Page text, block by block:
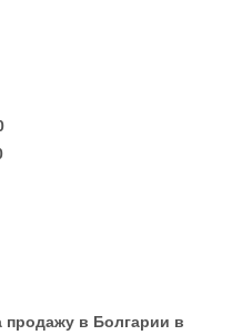
продажу в Болгарии в